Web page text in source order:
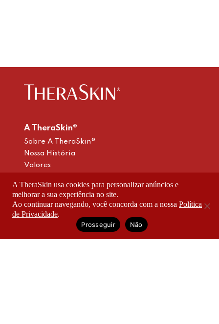
A TheraSkin®
Sobre A TheraSkin®
Nossa História
Valores
Blog
Projetos
Política De Privacidade
Termos De Uso
A TheraSkin usa cookies para personalizar anúncios e
melhorar a sua experiência no site.
Ao continuar navegando, você concorda com a nossa Política
de Privacidade.
Prosseguir Não